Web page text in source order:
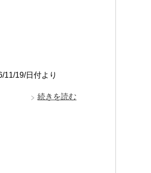
11/19/日付より
続きを読む